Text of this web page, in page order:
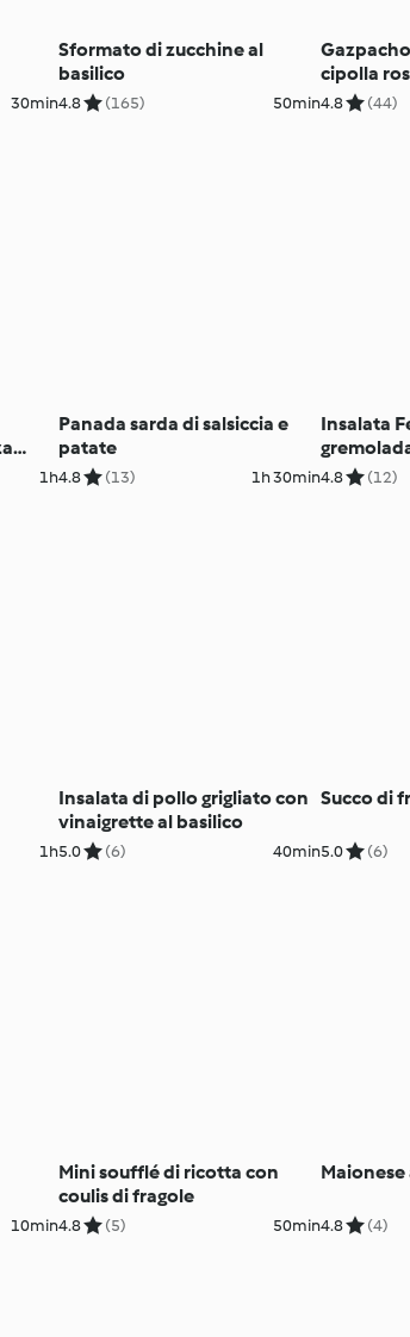
30min
Sformato di zucchine al
basilico
4.8 (165) 50min
cipolla
4.8 (44)
1h
Panada sarda di salsiccia e
patate
4.8 (13) 1h 30min
Insalata
4.8 (12)
1h
Insalata di pollo grigliato con
vinaigrette al basilico
5.0 (6) 40min
Succo di
5.0 (6)
10min
Mini soufflé di ricotta con
coulis di fragole
4.8 (5) 50min4.8 (4)